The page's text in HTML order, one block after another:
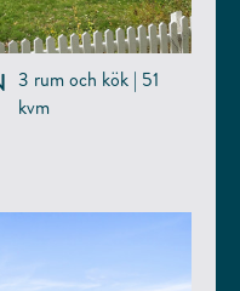
3 rum och kök | 51
kvm